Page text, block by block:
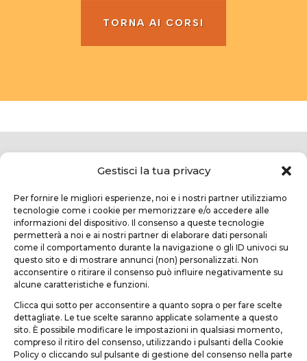
Gestisci la tua privacy
Per fornire le migliori esperienze, noi e i nostri partner utilizziamo
tecnologie come i cookie per memorizzare e/o accedere alle
informazioni del dispositivo. Il consenso a queste tecnologie
permetterà a noi e ai nostri partner di elaborare dati personali
come il comportamento durante la navigazione o gli ID univoci su
questo sito e di mostrare annunci (non) personalizzati. Non
acconsentire o ritirare il consenso può influire negativamente su
alcune caratteristiche e funzioni.
Clicca qui sotto per acconsentire a quanto sopra o per fare scelte
dettagliate. Le tue scelte saranno applicate solamente a questo
sito. È possibile modificare le impostazioni in qualsiasi momento,
compreso il ritiro del consenso, utilizzando i pulsanti della Cookie
Policy o cliccando sul pulsante di gestione del consenso nella parte
TORNA AI CORSI
TEKNOFORM SRL
Castelfranco di Sotto (PI)
teknoform@teknoform.it